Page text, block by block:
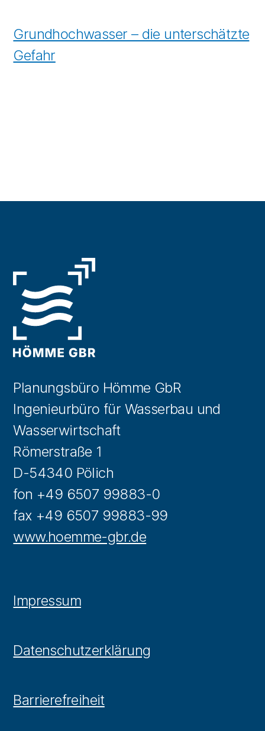
Grundhochwasser – die unterschätzte
Gefahr
Planungsbüro Hömme GbR
Ingenieurbüro für Wasserbau und
Wasserwirtschaft
Römerstraße 1
D-54340 Pölich
fon +49 6507 99883-0
fax +49 6507 99883-99
www.hoemme-gbr.de
Impressum
Datenschutzerklärung
Barrierefreiheit